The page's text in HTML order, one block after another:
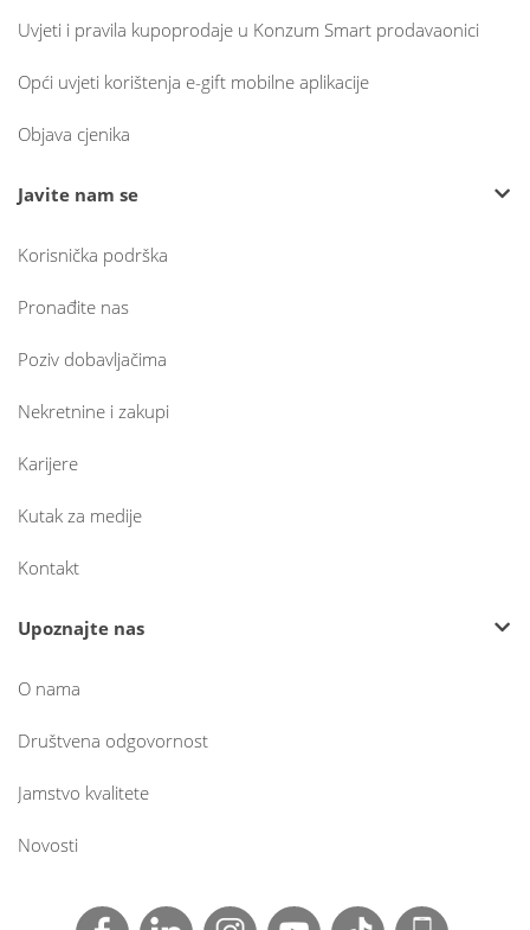
Uvjeti i pravila kupoprodaje u Konzum Smart prodavaonici
Opći uvjeti korištenja e-gift mobilne aplikacije
Objava cjenika
Javite nam se
Korisnička podrška
Pronađite nas
Poziv dobavljačima
Nekretnine i zakupi
Karijere
Kutak za medije
Kontakt
Upoznajte nas
O nama
Društvena odgovornost
Jamstvo kvalitete
Novosti